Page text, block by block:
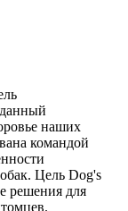
наших
командой
Цель Dog's
решения для